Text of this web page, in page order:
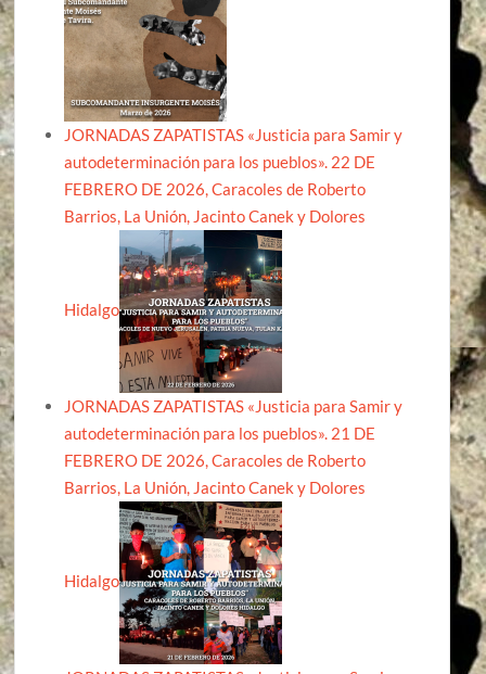
JORNADAS ZAPATISTAS «Justicia para Samir y
autodeterminación para los pueblos». 22 DE
FEBRERO DE 2026, Caracoles de Roberto
Barrios, La Unión, Jacinto Canek y Dolores
Hidalgo
JORNADAS ZAPATISTAS «Justicia para Samir y
autodeterminación para los pueblos». 21 DE
FEBRERO DE 2026, Caracoles de Roberto
Barrios, La Unión, Jacinto Canek y Dolores
Hidalgo